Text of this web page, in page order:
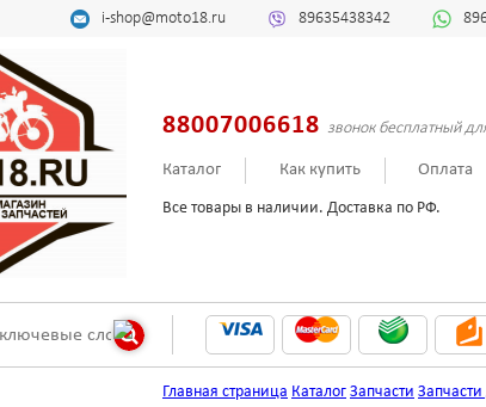
i-shop@moto18.ru 89635438342
88007006618 звонок бесплатный
Каталог Как купить Оплата
Все товары в наличии. Доставка по РФ.
Главная страница Каталог Запчасти